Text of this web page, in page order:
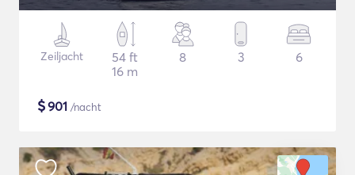
Zeiljacht
54 ft
16 m
8 3 6
$901 /nacht